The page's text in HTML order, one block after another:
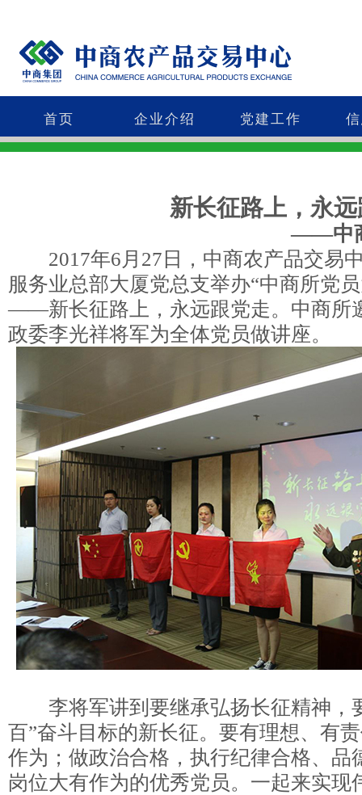
首页 企业介绍 党建工作
新长征路上，永
——中
2017年6月27日，中商农产品交易
服务业总部大厦党总支举办“中商所党
——新长征路上，永远跟党走。中商所
政委李光祥将军为全体党员做讲座。
李将军讲到要继承弘扬长征精神，
百”奋斗目标的新长征。要有理想、有
作为；做政治合格，执行纪律合格、品
岗位大有作为的优秀党员。一起来实现